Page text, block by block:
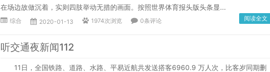
在场边故做沉着，实则四肢举动无措的画面。按照世界体育报头版头条显...
综合 2020-01-13 1974次浏览 0条评论 阅读全文
听交通夜新闻112
11日，全国铁路、道路、水路、平易近航共发送搭客6960.9 万人次，比客岁同期删